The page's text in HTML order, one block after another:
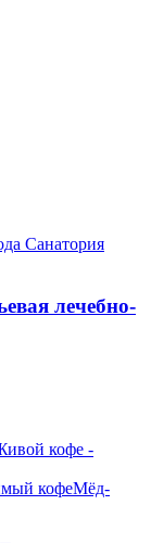
Санатория
лечебно-
кофе -
кофеМёд-